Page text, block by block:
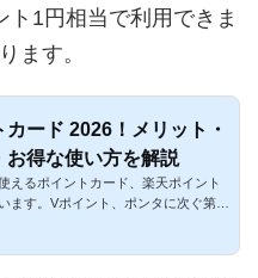
1円相当で利用できま
ます。
ード 2026！メリット・
お得な使い方を解説
えるポイントカード、楽天ポイント
ます。Vポイント、ポンタに次ぐ第三